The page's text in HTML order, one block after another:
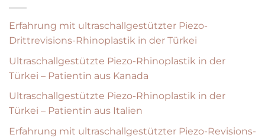
Erfahrung mit ultraschallgestützter Piezo-
Drittrevisions-Rhinoplastik in der Türkei
Ultraschallgestützte Piezo-Rhinoplastik in der
Türkei – Patientin aus Kanada
Ultraschallgestützte Piezo-Rhinoplastik in der
Türkei – Patientin aus Italien
Erfahrung mit ultraschallgestützter Piezo-Revisions-